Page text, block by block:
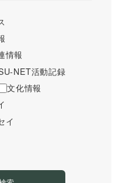
情報
NET活動記録
文化情報
イ